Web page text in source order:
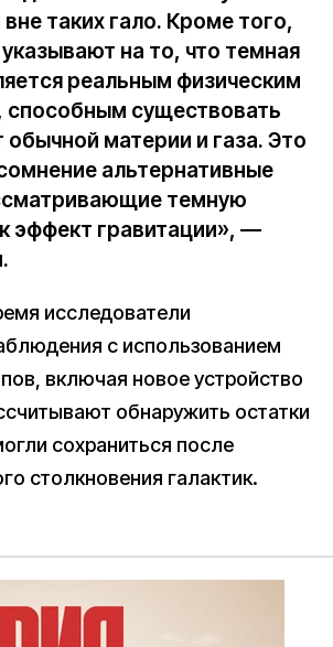
вне таких гало. Кроме того,
на то, что темная
реальным физическим
существовать
обычной материи и газа. Это
альтернативные
темную
эффект гравитации», —
исследователи
с использованием
включая новое устройство
обнаружить остатки
сохраниться после
столкновения галактик.